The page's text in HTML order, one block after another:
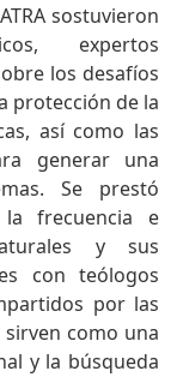
sostuvieron
expertos
los desafíos
protección de la
así como las
generar una
Se prestó
frecuencia e
y sus
con teólogos
por las
como una
y la búsqueda